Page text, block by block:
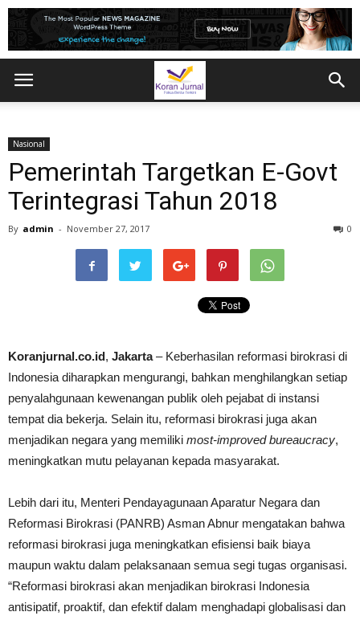
Nasional
Pemerintah Targetkan E-Govt
Terintegrasi Tahun 2018
By admin - November 27, 2017 0
Koranjurnal.co.id, Jakarta– Keberhasilan reformasi birokrasi di
Indonesia diharapkan mengurangi, bahkan menghilangkan setiap
penyalahgunaan kewenangan publik oleh pejabat di instansi
tempat dia bekerja. Selain itu, reformasi birokrasi juga akan
menjadikan negara yang memiliki most-improved bureaucracy,
meningkatkan mutu pelayanan kepada masyarakat.
Lebih dari itu, Menteri Pendayagunaan Aparatur Negara dan
Reformasi Birokrasi (PANRB) Asman Abnur mengatakan bahwa
reformasi birokrasi juga meningkatkan efisiensi baik biaya
maupun waktu dalam pelaksanaan semua segi tugas organisasi.
“Reformasi birokrasi akan menjadikan birokrasi Indonesia
antisipatif, proaktif, dan efektif dalam menghadapi globalisasi dan